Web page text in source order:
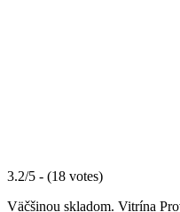
3.2/5 - (18 votes)
Väčšinou skladom. Vitrína